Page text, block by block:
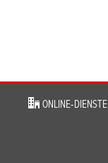
ONLINE-DIENSTE